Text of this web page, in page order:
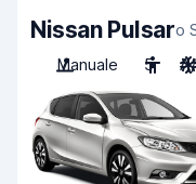
Nissan Pulsaro
Manuale
5